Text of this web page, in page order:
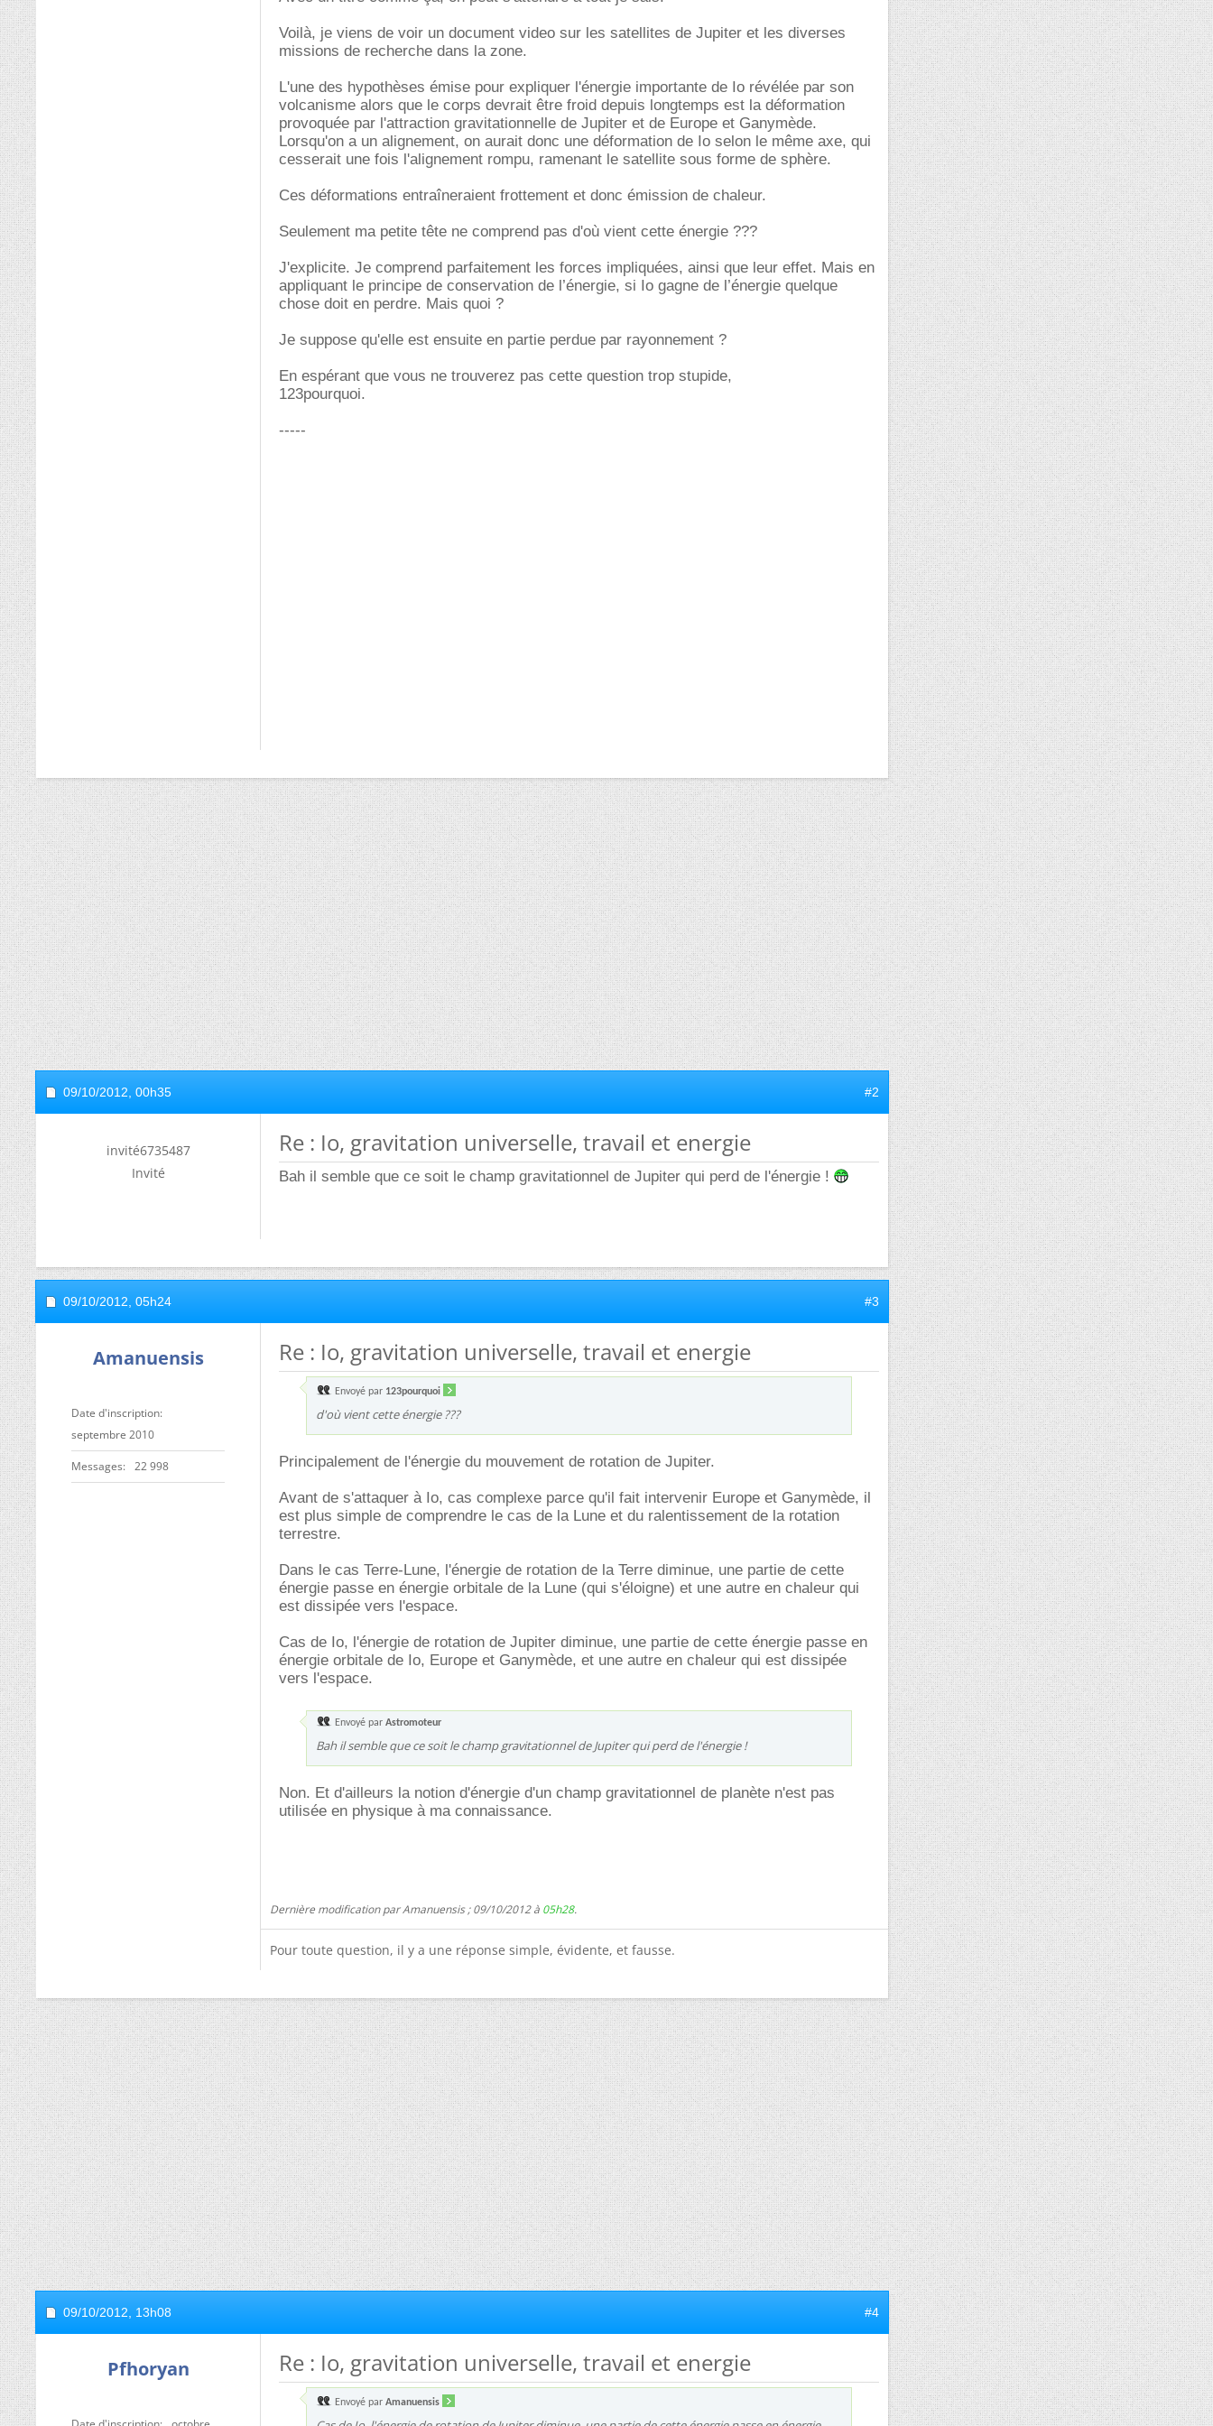
Voilà, je viens de voir un document video sur les satellites de Jupiter et les diverses
missions de recherche dans la zone.
L'une des hypothèses émise pour expliquer l'énergie importante de Io révélée par son
volcanisme alors que le corps devrait être froid depuis longtemps est la déformation
provoquée par l'attraction gravitationnelle de Jupiter et de Europe et Ganymède.
Lorsqu'on a un alignement, on aurait donc une déformation de Io selon le même axe, qui
cesserait une fois l'alignement rompu, ramenant le satellite sous forme de sphère.
Ces déformations entraîneraient frottement et donc émission de chaleur.
Seulement ma petite tête ne comprend pas d'où vient cette énergie ???
J'explicite. Je comprend parfaitement les forces impliquées, ainsi que leur effet. Mais en
appliquant le principe de conservation de l’énergie, si Io gagne de l’énergie quelque
chose doit en perdre. Mais quoi ?
Je suppose qu'elle est ensuite en partie perdue par rayonnement ?
En espérant que vous ne trouverez pas cette question trop stupide,
123pourquoi.
-----
09/10/2012, 00h35 #2
invité6735487
Invité
Re : Io, gravitation universelle, travail et energie
Bah il semble que ce soit le champ gravitationnel de Jupiter qui perd de l'énergie !
09/10/2012, 05h24 #3
Amanuensis
Date d'inscription
septembre 2010
Messages 22 998
Re : Io, gravitation universelle, travail et energie
Envoyé par 123pourquoi
d'où vient cette énergie ???
Principalement de l'énergie du mouvement de rotation de Jupiter.
Avant de s'attaquer à Io, cas complexe parce qu'il fait intervenir Europe et Ganymède, il
est plus simple de comprendre le cas de la Lune et du ralentissement de la rotation
terrestre.
Dans le cas Terre-Lune, l'énergie de rotation de la Terre diminue, une partie de cette
énergie passe en énergie orbitale de la Lune (qui s'éloigne) et une autre en chaleur qui
est dissipée vers l'espace.
Cas de Io, l'énergie de rotation de Jupiter diminue, une partie de cette énergie passe en
énergie orbitale de Io, Europe et Ganymède, et une autre en chaleur qui est dissipée
vers l'espace.
Envoyé par Astromoteur
Bah il semble que ce soit le champ gravitationnel de Jupiter qui perd de l'énergie !
Non. Et d'ailleurs la notion d'énergie d'un champ gravitationnel de planète n'est pas
utilisée en physique à ma connaissance.
Dernière modification par Amanuensis ; 09/10/2012 à 05h28.
Pour toute question, il y a une réponse simple, évidente, et fausse.
09/10/2012, 13h08 #4
Pfhoryan Re : Io, gravitation universelle, travail et energie
Envoyé par Amanuensis